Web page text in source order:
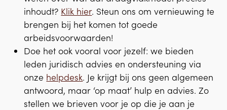
inhoudt? Klik hier. Steun ons om vernieuwing te
brengen bij het komen tot goede
arbeidsvoorwaarden!
Doe het ook vooral voor jezelf: we bieden
leden juridisch advies en ondersteuning via
onze helpdesk. Je krijgt bij ons geen algemeen
antwoord, maar ‘op maat’ hulp en advies. Zo
stellen we brieven voor je op die je aan je